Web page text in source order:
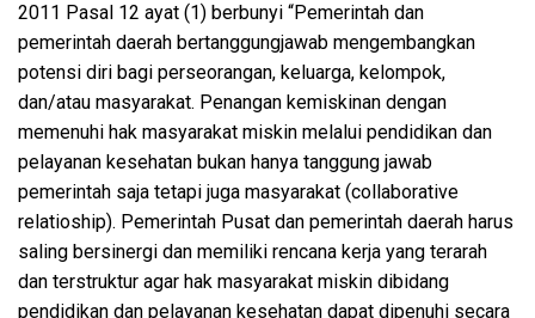
2011 Pasal 12 ayat (1) berbunyi “Pemerintah dan
pemerintah daerah bertanggungjawab mengembangkan
potensi diri bagi perseorangan, keluarga, kelompok,
dan/atau masyarakat. Penangan kemiskinan dengan
memenuhi hak masyarakat miskin melalui pendidikan dan
pelayanan kesehatan bukan hanya tanggung jawab
pemerintah saja tetapi juga masyarakat (collaborative
relatioship). Pemerintah Pusat dan pemerintah daerah harus
saling bersinergi dan memiliki rencana kerja yang terarah
dan terstruktur agar hak masyarakat miskin dibidang
pendidikan dan pelayanan kesehatan dapat dipenuhi secara